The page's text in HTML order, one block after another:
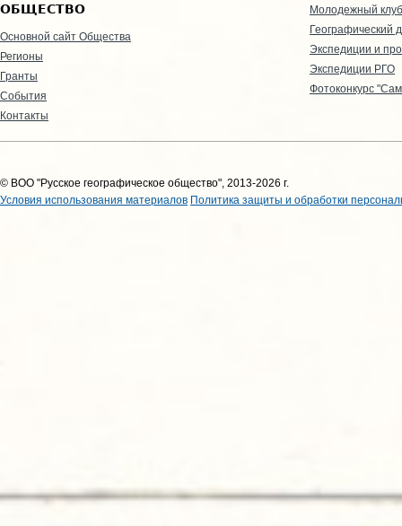
ОБЩЕСТВО
Основной сайт Общества
Регионы
Гранты
События
Контакты
Молодежный клуб
Географический
Экспедиции и
Экспедиции РГО
Фотоконкурс
© ВОО "Русское географическое общество", 2013-2026 г.
Условия использования материалов Политика защиты и обработки